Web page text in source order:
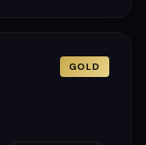
GOLD